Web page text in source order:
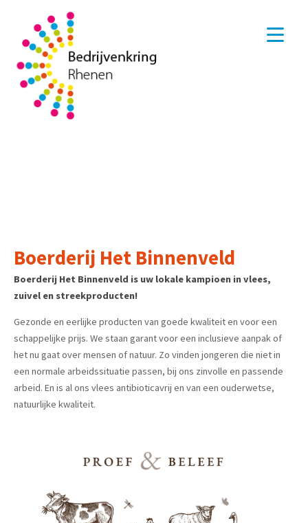
Boerderij Het Binnenveld
Boerderij Het Binnenveld is uw lokale kampioen in vlees,
zuivel en streekproducten!
Gezonde en eerlijke producten van goede kwaliteit en voor een
schappelijke prijs. We staan garant voor een inclusieve aanpak of
het nu gaat over mensen of natuur. Zo vinden jongeren die niet in
een normale arbeidssituatie passen, bij ons zinvolle en passende
arbeid. En is al ons vlees antibioticavrij en van een ouderwetse,
natuurlijke kwaliteit.